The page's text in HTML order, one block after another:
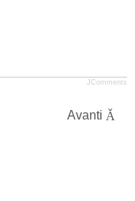
JComments
Avanti